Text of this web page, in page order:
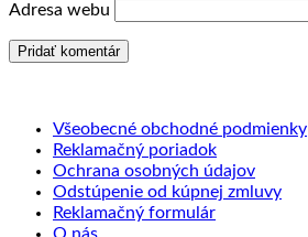
Adresa webu
Všeobecné obchodné podmienky
Reklamačný poriadok
Ochrana osobných údajov
Odstúpenie od kúpnej zmluvy
Reklamačný formulár